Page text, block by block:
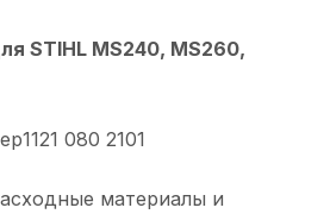
STIHL MS240, MS260,
080 2101
материалы и